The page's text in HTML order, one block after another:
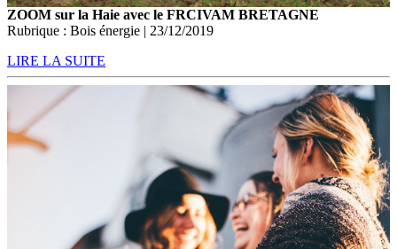
ZOOM sur la Haie avec le FRCIVAM BRETAGNE
Rubrique : Bois énergie | 23/12/2019
LIRE LA SUITE